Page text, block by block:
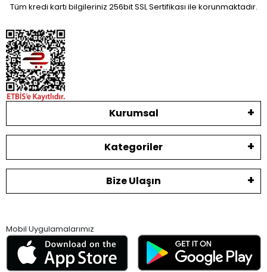
Tüm kredi kartı bilgileriniz 256bit SSL Sertifikası ile korunmaktadır.
Kurumsal
Kategoriler
Bize Ulaşın
Mobil Uygulamalarımız